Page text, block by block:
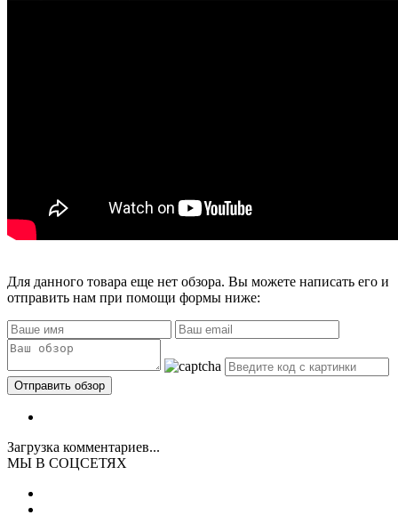
Для данного товара еще нет обзора. Вы можете написать его и
отправить нам при помощи формы ниже:
Загрузка комментариев...
МЫ В СОЦСЕТЯХ